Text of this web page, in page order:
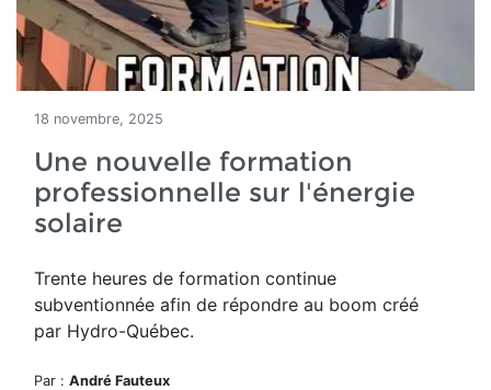
18 novembre, 2025
Une nouvelle formation
professionnelle sur l'énergie
solaire
Trente heures de formation continue
subventionnée afin de répondre au boom créé
par Hydro-Québec.
Par : André Fauteux